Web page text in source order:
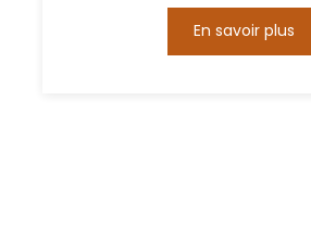
En savoir plus